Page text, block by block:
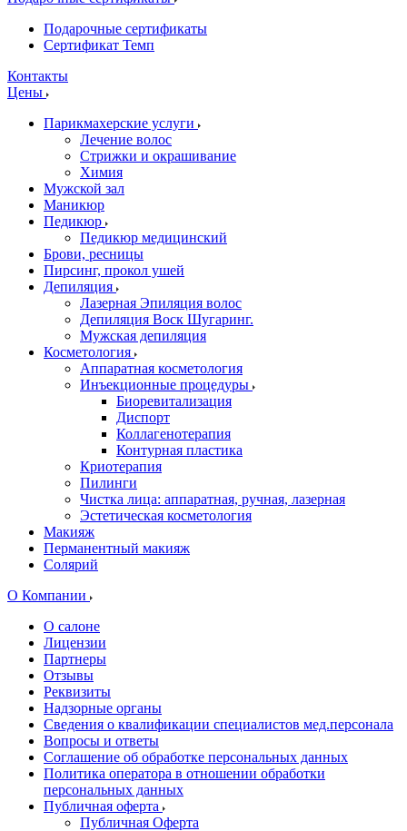
Подарочные сертификаты
Сертификат Темп
Контакты
Цены
Парикмахерские услуги
Лечение волос
Стрижки и окрашивание
Химия
Мужской зал
Маникюр
Педикюр
Педикюр медицинский
Брови, ресницы
Пирсинг, прокол ушей
Депиляция
Лазерная Эпиляция волос
Депиляция Воск Шугаринг.
Мужская депиляция
Косметология
Аппаратная косметология
Инъекционные процедуры
Биоревитализация
Диспорт
Коллагенотерапия
Контурная пластика
Криотерапия
Пилинги
Чистка лица: аппаратная, ручная, лазерная
Эстетическая косметология
Макияж
Перманентный макияж
Солярий
О Компании
О салоне
Лицензии
Партнеры
Отзывы
Реквизиты
Надзорные органы
Сведения о квалификации специалистов мед.персонала
Вопросы и ответы
Соглашение об обработке персональных данных
Политика оператора в отношении обработки
персональных данных
Публичная оферта
Публичная Оферта